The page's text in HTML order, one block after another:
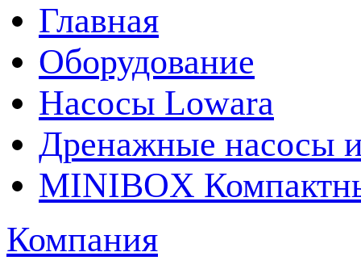
Главная
Оборудование
Насосы Lowara
Дренажные насосы
MINIBOX
Компания